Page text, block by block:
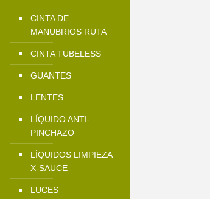
CINTA DE
MANUBRIOS RUTA
CINTA TUBELESS
GUANTES
LENTES
LÍQUIDO ANTI-
PINCHAZO
LÍQUIDOS LIMPIEZA
X-SAUCE
LUCES